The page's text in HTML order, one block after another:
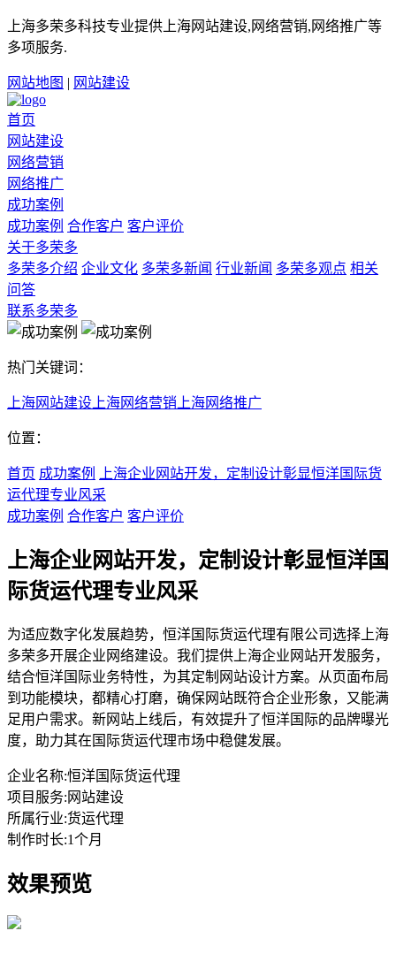
上海多荣多科技专业提供上海网站建设,网络营销,网络推广等
多项服务.
网站地图 | 网站建设
首页
网站建设
网络营销
网络推广
成功案例
成功案例 合作客户 客户评价
关于多荣多
多荣多介绍 企业文化 多荣多新闻 行业新闻 多荣多观点 相关
问答
联系多荣多
热门关键词：
上海网站建设 上海网络营销 上海网络推广
位置：
首页 成功案例
上海企业网站开发，定制设计彰显恒洋国际货
运代理专业风采
成功案例 合作客户 客户评价
上海企业网站开发，定制设计彰显恒洋国
际货运代理专业风采
为适应数字化发展趋势，恒洋国际货运代理有限公司选择上海
多荣多开展企业网络建设。我们提供上海企业网站开发服务，
结合恒洋国际业务特性，为其定制网站设计方案。从页面布局
到功能模块，都精心打磨，确保网站既符合企业形象，又能满
足用户需求。新网站上线后，有效提升了恒洋国际的品牌曝光
度，助力其在国际货运代理市场中稳健发展。
企业名称:恒洋国际货运代理
项目服务: 网站建设
所属行业:货运代理
制作时长:1个月
效果预览